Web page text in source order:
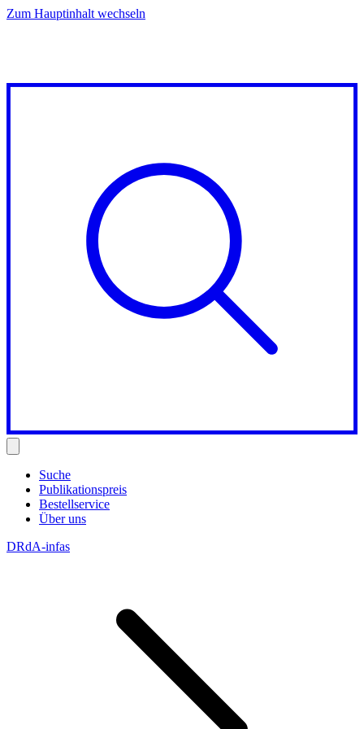
Zum Hauptinhalt wechseln
Suche
Publikationspreis
Bestellservice
Über uns
DRdA-infas